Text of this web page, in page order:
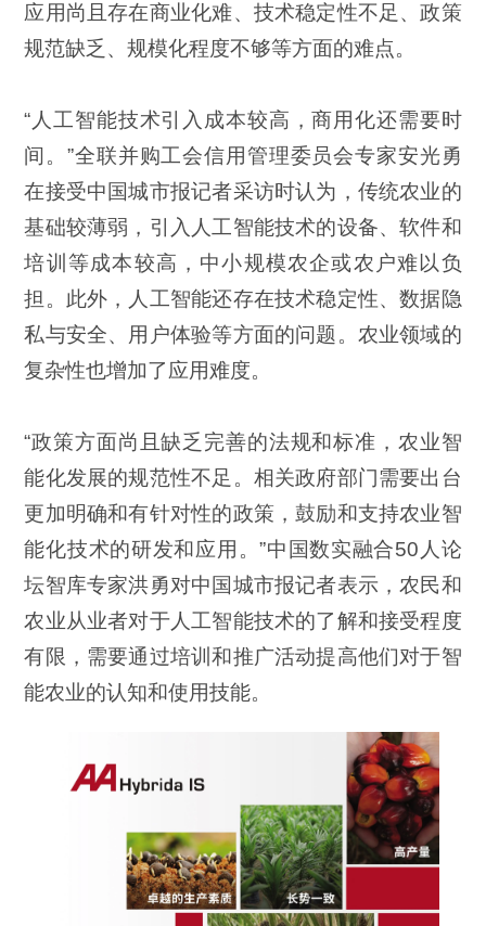
应用尚且存在商业化难、技术稳定性不足、政策
规范缺乏、规模化程度不够等方面的难点。
“人工智能技术引入成本较高，商用化还需要时
间。”全联并购工会信用管理委员会专家安光勇
在接受中国城市报记者采访时认为，传统农业的
基础较薄弱，引入人工智能技术的设备、软件和
培训等成本较高，中小规模农企或农户难以负
担。此外，人工智能还存在技术稳定性、数据隐
私与安全、用户体验等方面的问题。农业领域的
复杂性也增加了应用难度。
“政策方面尚且缺乏完善的法规和标准，农业智
能化发展的规范性不足。相关政府部门需要出台
更加明确和有针对性的政策，鼓励和支持农业智
能化技术的研发和应用。”中国数实融合50人论
坛智库专家洪勇对中国城市报记者表示，农民和
农业从业者对于人工智能技术的了解和接受程度
有限，需要通过培训和推广活动提高他们对于智
能农业的认知和使用技能。